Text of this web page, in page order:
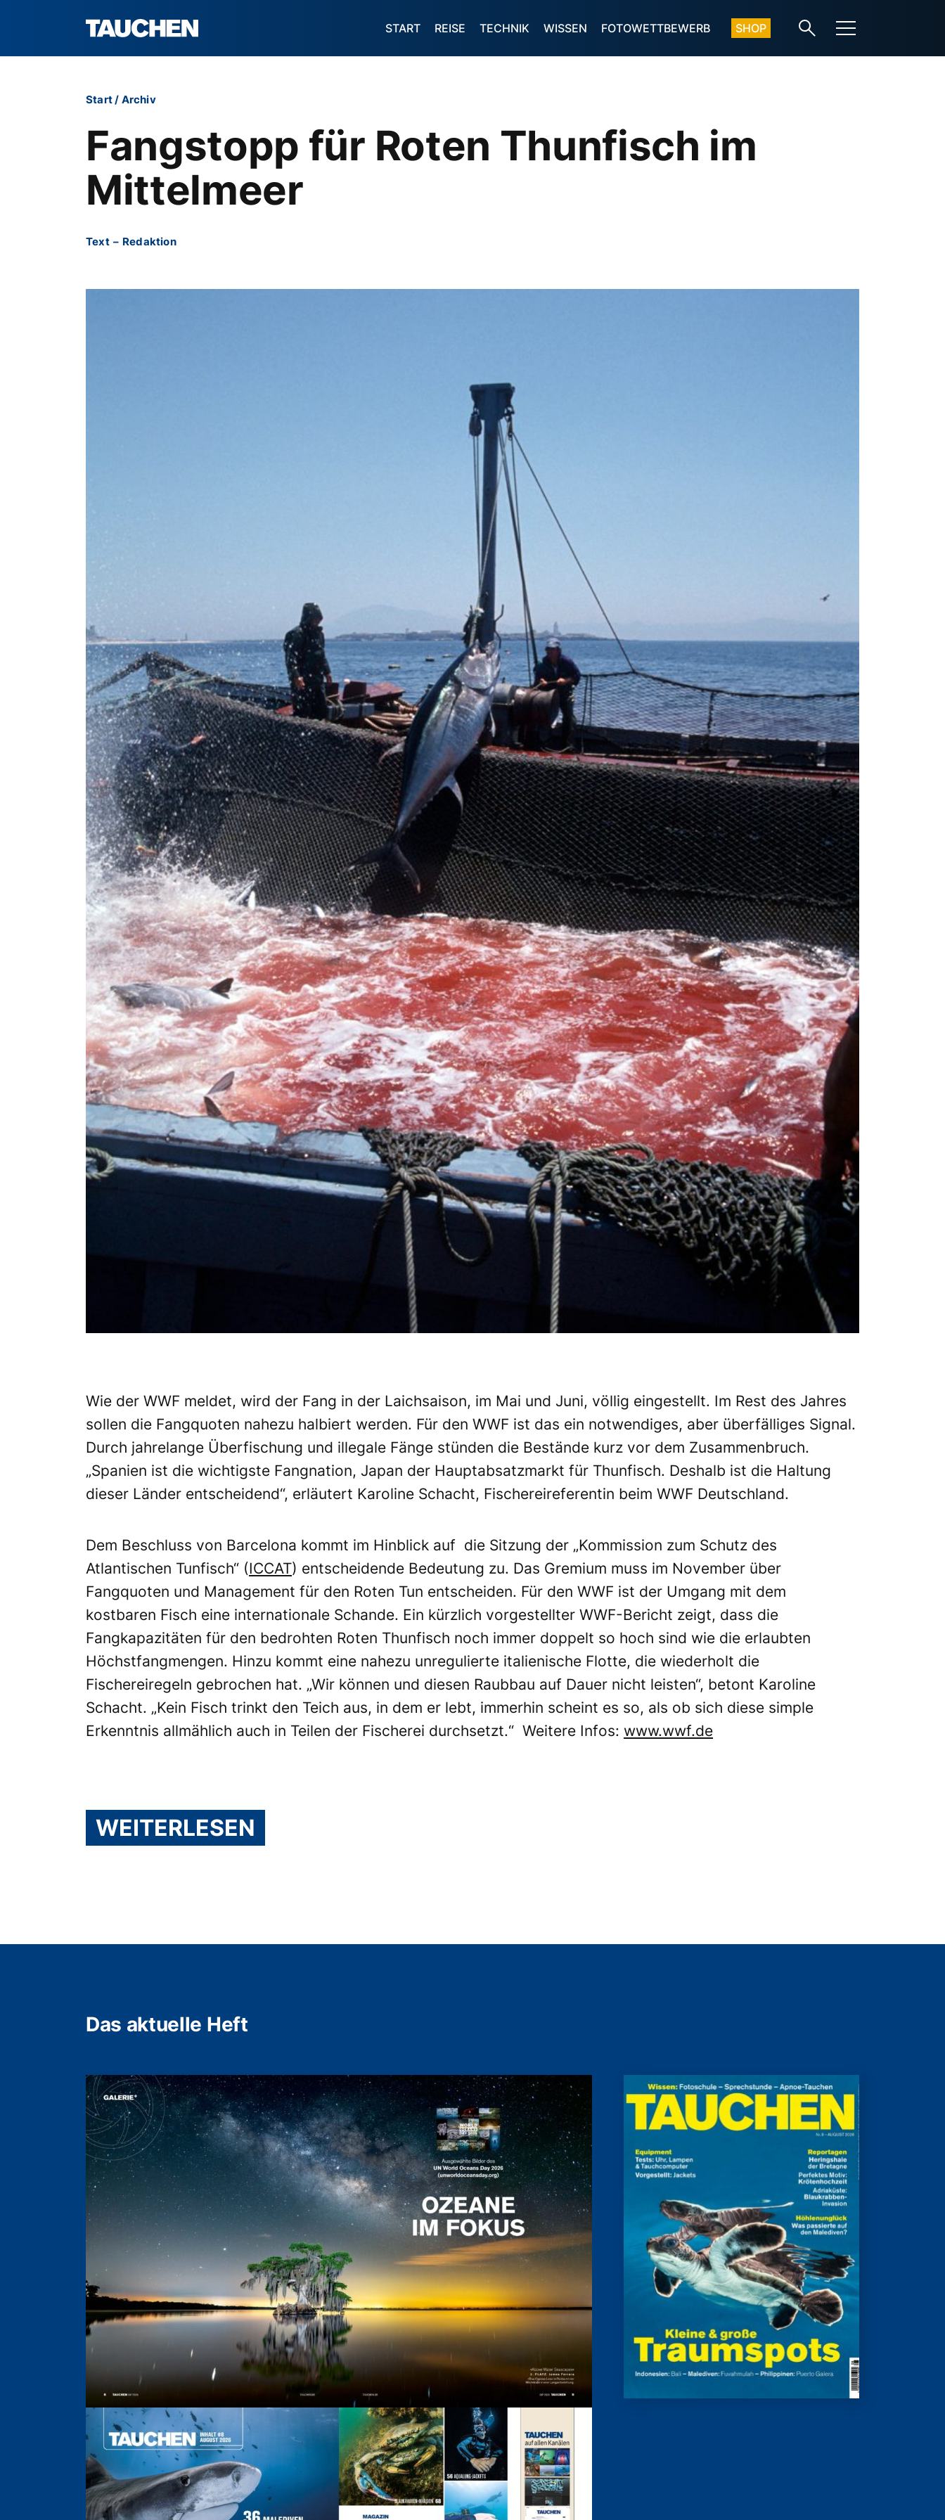
START REISE TECHNIK WISSEN FOTOWETTBEWERB SHOP
Start/ Archiv
Fangstopp für Roten Thunfisch im
Mittelmeer
Text – Redaktion
Wie der WWF meldet, wird der Fang in der Laichsaison, im Mai und Juni, völlig eingestellt. Im Rest des Jahres
sollen die Fangquoten nahezu halbiert werden. Für den WWF ist das ein notwendiges, aber überfälliges Signal.
Durch jahrelange Überfischung und illegale Fänge stünden die Bestände kurz vor dem Zusammenbruch.
„Spanien ist die wichtigste Fangnation, Japan der Hauptabsatzmarkt für Thunfisch. Deshalb ist die Haltung
dieser Länder entscheidend“, erläutert Karoline Schacht, Fischereireferentin beim WWF Deutschland.
Dem Beschluss von Barcelona kommt im Hinblick auf die Sitzung der „Kommission zum Schutz des
Atlantischen Tunfisch“ (ICCAT) entscheidende Bedeutung zu. Das Gremium muss im November über
Fangquoten und Management für den Roten Tun entscheiden. Für den WWF ist der Umgang mit dem
kostbaren Fisch eine internationale Schande. Ein kürzlich vorgestellter WWF-Bericht zeigt, dass die
Fangkapazitäten für den bedrohten Roten Thunfisch noch immer doppelt so hoch sind wie die erlaubten
Höchstfangmengen. Hinzu kommt eine nahezu unregulierte italienische Flotte, die wiederholt die
Fischereiregeln gebrochen hat. „Wir können und diesen Raubbau auf Dauer nicht leisten“, betont Karoline
Schacht. „Kein Fisch trinkt den Teich aus, in dem er lebt, immerhin scheint es so, als ob sich diese simple
Erkenntnis allmählich auch in Teilen der Fischerei durchsetzt.“ Weitere Infos: www.wwf.de
WEITERLESEN
Das aktuelle Heft